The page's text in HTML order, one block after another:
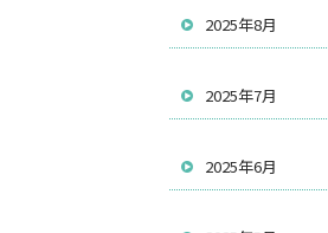
2025年8月
2025年7月
2025年6月